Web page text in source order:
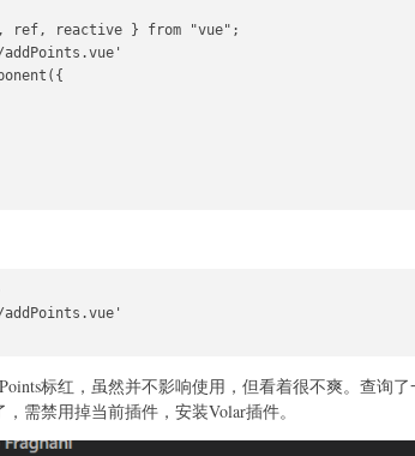
ref, reactive } from "vue";
标红，虽然并不影响使用，但看着很不爽。查询
需禁用掉当前插件，安装Volar插件。